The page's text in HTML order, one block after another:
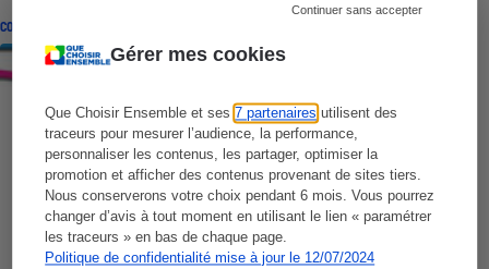
Gérer mes cookies
Que Choisir Ensemble et ses7 partenaires utilisent des
traceurs pour mesurer l’audience, la performance,
personnaliser les contenus, les partager, optimiser la
promotion et afficher des contenus provenant de sites tiers.
Nous conserverons votre choix pendant 6 mois. Vous pourrez
changer d’avis à tout moment en utilisant le lien « paramétrer
les traceurs » en bas de chaque page.
Politique de confidentialité mise à jour le 12/07/2024
Continuer sans accepter
CONSEILS